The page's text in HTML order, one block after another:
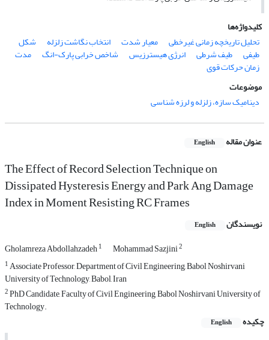
کلیدواژه‌ها
تحلیل تاریخچه زمانی غیرخطی
معیار شدت انتخاب نگاشت زلزله شکل
طیفی طیف شرطی انرژی هیسترزیس شاخص خرابی پارک-انگ مدت
زمان حرکات قوی
موضوعات
دینامیک سازه، زلزله و لرزه شناسی
عنوان مقاله English
The Effect of Record Selection Technique on
Dissipated Hysteresis Energy and Park Ang Damage
Index in Moment Resisting RC Frames
نویسندگان English
Gholamreza Abdollahzadeh1 Mohammad Sazjini2
1Associate Professor, Department of Civil Engineering, Babol Noshirvani
University of Technology, Babol, Iran
2PhD Candidate, Faculty of Civil Engineering, Babol Noshirvani University of
Technology.
چکیده
English